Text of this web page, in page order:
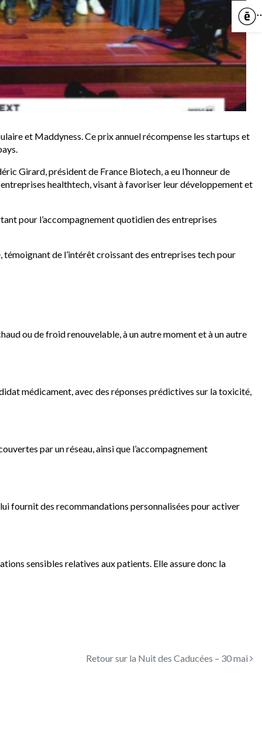
et Maddyness. Ce prix annuel récompense les startups et
Girard, président de France Biotech, a eu l’honneur de
healthtech, visant à favoriser leur développement et
pour l’accompagnement quotidien des entreprises
de l’intérêt croissant des entreprises tech pour
ou de froid renouvelable, à un autre moment et à un autre
médicament, avec des réponses prédictives sur la toxicité,
par un réseau, ainsi que l’accompagnement
fournit des recommandations personnalisées pour activer
sensibles relatives aux patients. Elle assure donc la
Retour sur la Nuit des Caducées – 30 mai